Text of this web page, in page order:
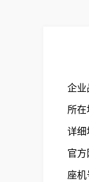
企业
所在
官方
座机